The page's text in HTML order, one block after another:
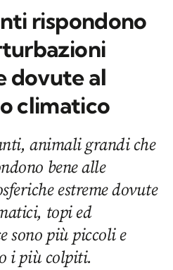
rispondono
dovute al
climatico
animali grandi che
bene alle
estreme dovute
topi ed
sono più piccoli e
i più colpiti.